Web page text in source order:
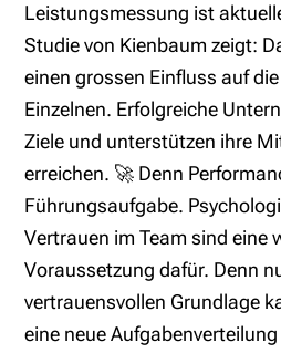
Leistungsmessung ist
Studie von Kienbaum zeigt:
einen grossen Einfluss auf
Einzelnen. Erfolgreiche
Ziele und unterstützen ihre
erreichen. 🚀 Denn
Führungsaufgabe.
Vertrauen im Team sind eine
Voraussetzung dafür. Denn
vertrauensvollen Grundlage
eine neue